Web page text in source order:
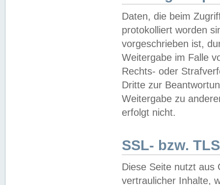
Daten, die beim
protokolliert worden
vorgeschrieben ist,
Weitergabe im Falle
Rechts- oder
Dritte zur
Weitergabe zu
erfolgt nicht.
SSL- bzw.
Diese Seite nutzt aus
vertraulicher Inhalte,